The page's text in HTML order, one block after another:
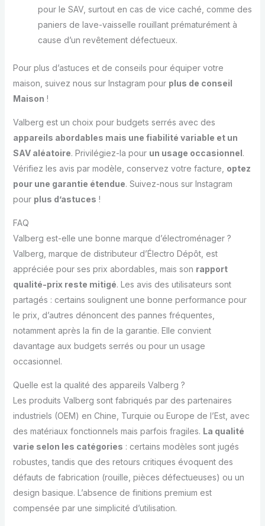
pour le SAV, surtout en cas de vice caché, comme des
paniers de lave-vaisselle rouillant prématurément à
cause d’un revêtement défectueux.
Pour plus d’astuces et de conseils pour équiper votre
maison, suivez nous sur Instagram pour plus de conseil
Maison !
Valberg est un choix pour budgets serrés avec des
appareils abordables mais une fiabilité variable et un
SAV aléatoire. Privilégiez-la pour un usage occasionnel.
Vérifiez les avis par modèle, conservez votre facture, optez
pour une garantie étendue. Suivez-nous sur Instagram
pour plus d’astuces !
FAQ
Valberg est-elle une bonne marque d’électroménager ?
Valberg, marque de distributeur d’Électro Dépôt, est
appréciée pour ses prix abordables, mais son rapport
qualité-prix reste mitigé. Les avis des utilisateurs sont
partagés : certains soulignent une bonne performance pour
le prix, d’autres dénoncent des pannes fréquentes,
notamment après la fin de la garantie. Elle convient
davantage aux budgets serrés ou pour un usage
occasionnel.
Quelle est la qualité des appareils Valberg ?
Les produits Valberg sont fabriqués par des partenaires
industriels (OEM) en Chine, Turquie ou Europe de l’Est, avec
des matériaux fonctionnels mais parfois fragiles. La qualité
varie selon les catégories : certains modèles sont jugés
robustes, tandis que des retours critiques évoquent des
défauts de fabrication (rouille, pièces défectueuses) ou un
design basique. L’absence de finitions premium est
compensée par une simplicité d’utilisation.